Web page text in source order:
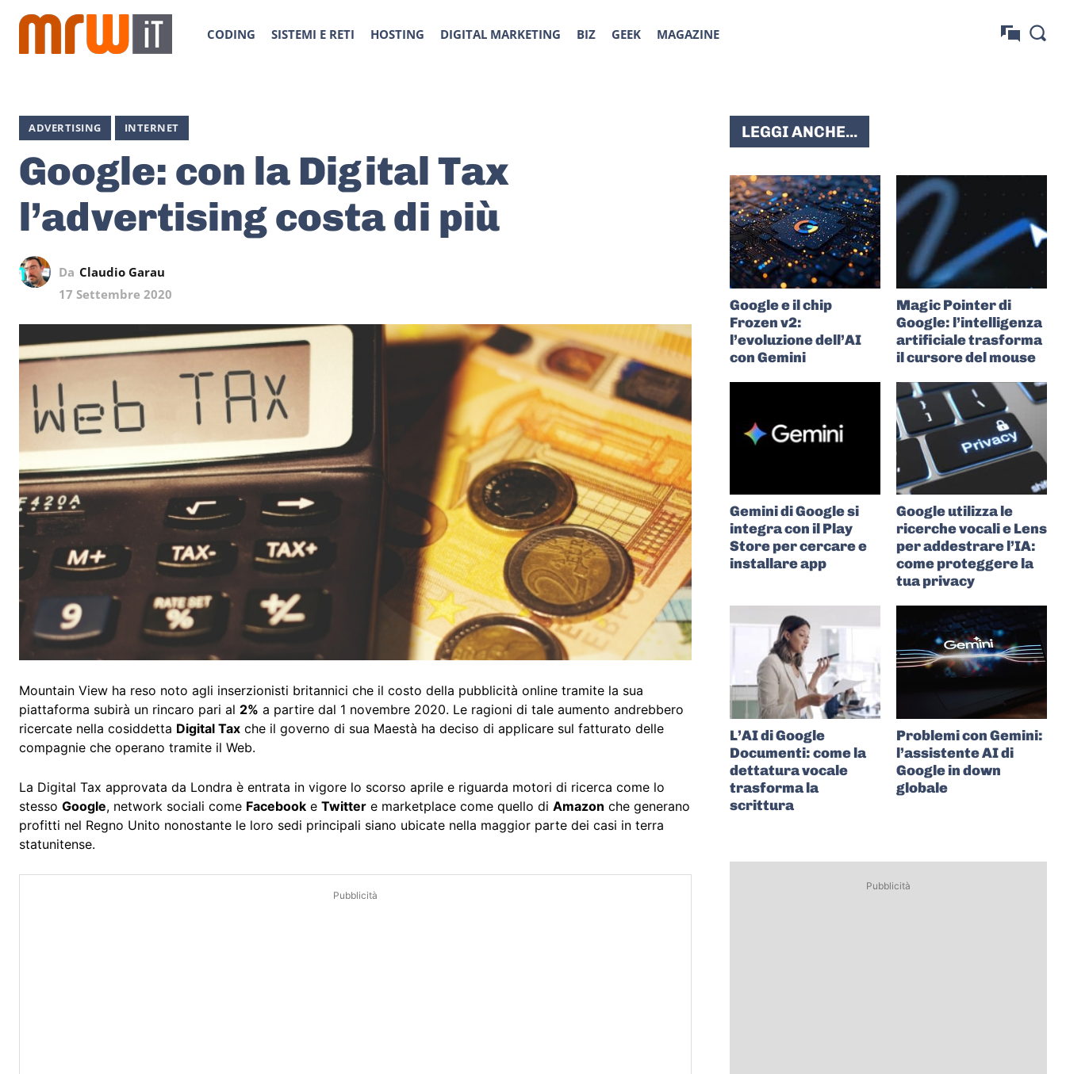
CODING SISTEMI E RETI HOSTING DIGITAL MARKETING BIZ GEEK MAGAZINE
ADVERTISING INTERNET
Google: con la Digital Tax
l’advertising costa di più
Da Claudio Garau
17 Settembre 2020
Mountain View ha reso noto agli inserzionisti britannici che il costo della pubblicità online tramite la sua
piattaforma subirà un rincaro pari al 2% a partire dal 1 novembre 2020. Le ragioni di tale aumento andrebbero
ricercate nella cosiddetta Digital Tax che il governo di sua Maestà ha deciso di applicare sul fatturato delle
compagnie che operano tramite il Web.
La Digital Tax approvata da Londra è entrata in vigore lo scorso aprile e riguarda motori di ricerca come lo
stesso Google, network sociali come Facebook e Twitter e marketplace come quello di Amazon che generano
profitti nel Regno Unito nonostante le loro sedi principali siano ubicate nella maggior parte dei casi in terra
statunitense.
Pubblicità
LEGGI ANCHE...
Google e il chip
Frozen v2:
l’evoluzione dell’AI
con Gemini
Magic Pointer di
Google: l’intelligenza
artificiale trasforma
il cursore del mouse
Gemini di Google si
integra con il Play
Store per cercare e
installare app
Google utilizza le
ricerche vocali e Lens
per addestrare l’IA:
come proteggere la
tua privacy
L’AI di Google
Documenti: come la
dettatura vocale
trasforma la
scrittura
Problemi con Gemini:
l’assistente AI di
Google in down
globale
Pubblicità